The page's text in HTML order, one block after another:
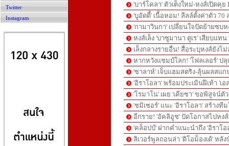
Twitter
Instagram
'บาร์โคลา' ตัวเต็งใหม่-หงส์เปิดคุย
'บูอัดดี้' เนื้อหอม! ลีลล์ตั้งค่าตัว 70
'กามาวินกา' เปลี่ยนใจปัดย้ายซบ
หงส์เล็ง 'บาซูมานา ตูเร' เสียบแทน
เล็งกลางรายอื่น! สื่อระบุหงส์ยังไ
หากหวังแชมป์โลก! 'โฟลเลอร์' ป
'ซาลาห์' เจ็บแฮมสตริง-ลุ้นผลสแ
'อิราโอลา' พร้อมประเมินฝีเท้า 'เ
'โรมาโน' เผย 'เคียซา' ขอพิสูจน์ตั
'ชมิเซอร์' แนะ 'อิราโอลา' สร้างที
อีกราย! 'อัคลิอูช' ปัดโอกาสไปหงส์
'คล็อปป์' ฝากคำแนะนำถึง 'อิราโ
ลิเวอร์พูลถอนล่า 'ดิโอม็องเด้' หลัง